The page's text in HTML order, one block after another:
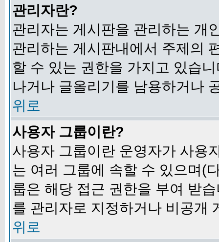
관리자란?
관리자는 게시판을 관리하는 개
관리하는 게시판내에서 주제의
할 수 있는 권한을 가지고 있습
나거나 글올리기를 남용하거나
위로
사용자 그룹이란?
사용자 그룹이란 운영자가 사용
는 여러 그룹에 속할 수 있으며(
룹은 해당 접근 권한을 부여 받
를 관리자로 지정하거나 비공개
위로